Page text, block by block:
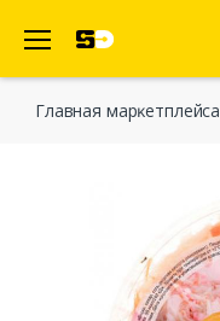
Главная марĸетплейса